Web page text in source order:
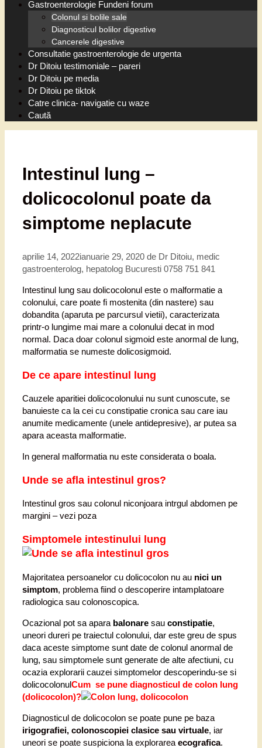
Gastroenterologie Fundeni forum
Colonul si bolile sale
Diagnosticul bolilor digestive
Cancerele digestive
Consultatie gastroenterologie de urgenta
Dr Ditoiu testimoniale – pareri
Dr Ditoiu pe media
Dr Ditoiu pe tiktok
Catre clinica- navigatie cu waze
Caută
Intestinul lung –
dolicocolonul poate da
simptome neplacute
aprilie 14, 2022ianuarie 29, 2020 de Dr Ditoiu, medic
gastroenterolog, hepatolog Bucuresti 0758 751 841
Intestinul lung sau dolicocolonul este o malformatie a
colonului, care poate fi mostenita (din nastere) sau
dobandita (aparuta pe parcursul vietii), caracterizata
printr-o lungime mai mare a colonului decat in mod
normal. Daca doar colonul sigmoid este anormal de lung,
malformatia se numeste dolicosigmoid.
De ce apare intestinul lung
Cauzele aparitiei dolicocolonului nu sunt cunoscute, se
banuieste ca la cei cu constipatie cronica sau care iau
anumite medicamente (unele antidepresive), ar putea sa
apara aceasta malformatie.
In general malformatia nu este considerata o boala.
Unde se afla intestinul gros?
Intestinul gros sau colonul niconjoara intrgul abdomen pe
margini – vezi poza
Simptomele intestinului lung
Majoritatea persoanelor cu dolicocolon nu au nici un
simptom, problema fiind o descoperire intamplatoare
radiologica sau colonoscopica.
Ocazional pot sa apara balonare sau constipatie,
uneori dureri pe traiectul colonului, dar este greu de spus
daca aceste simptome sunt date de colonul anormal de
lung, sau simptomele sunt generate de alte afectiuni, cu
ocazia explorarii cauzei simptomelor descoperindu-se si
dolicocolonulCum se pune diagnosticul de colon lung
(dolicocolon)?
Diagnosticul de dolicocolon se poate pune pe baza
irigografiei, colonoscopiei clasice sau virtuale, iar
uneori se poate suspiciona la explorarea ecografica.